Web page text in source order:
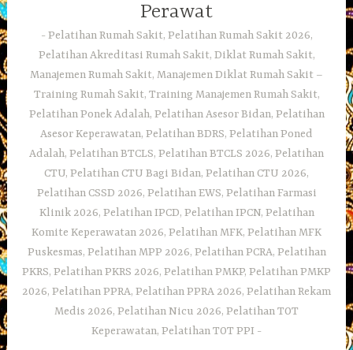
Perawat
Pelatihan Rumah Sakit, Pelatihan Rumah Sakit 2026,
Pelatihan Akreditasi Rumah Sakit, Diklat Rumah Sakit,
Manajemen Rumah Sakit, Manajemen Diklat Rumah Sakit –
Training Rumah Sakit, Training Manajemen Rumah Sakit,
Pelatihan Ponek Adalah, Pelatihan Asesor Bidan, Pelatihan
Asesor Keperawatan, Pelatihan BDRS, Pelatihan Poned
Adalah, Pelatihan BTCLS, Pelatihan BTCLS 2026, Pelatihan
CTU, Pelatihan CTU Bagi Bidan, Pelatihan CTU 2026,
Pelatihan CSSD 2026, Pelatihan EWS, Pelatihan Farmasi
Klinik 2026, Pelatihan IPCD, Pelatihan IPCN, Pelatihan
Komite Keperawatan 2026, Pelatihan MFK, Pelatihan MFK
Puskesmas, Pelatihan MPP 2026, Pelatihan PCRA, Pelatihan
PKRS, Pelatihan PKRS 2026, Pelatihan PMKP, Pelatihan PMKP
2026, Pelatihan PPRA, Pelatihan PPRA 2026, Pelatihan Rekam
Medis 2026, Pelatihan Nicu 2026, Pelatihan TOT
Keperawatan, Pelatihan TOT PPI